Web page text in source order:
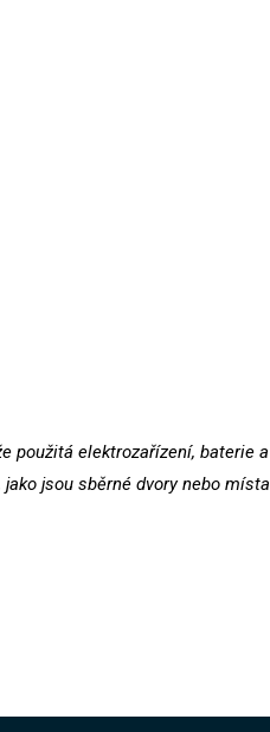
použitá elektrozařízení, baterie a
jsou sběrné dvory nebo místa